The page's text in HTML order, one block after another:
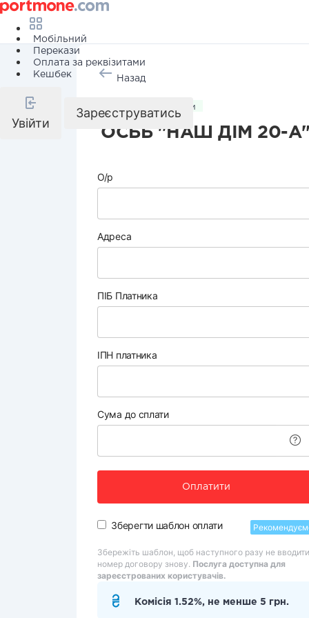
Мобільний
Перекази
Оплата за реквізитами
Кешбек
Увійти
Зареєструватись
Назад
Комунальні послуги
ОСББ "НАШ ДІМ 20-
О/р
Адреса
ПІБ Платника
ІПН платника
Сума до сплати
Оплатити
Зберегти шаблон оплати
Збережіть шаблон, щоб наступного разу не вводити
номер договору знову. Послуга доступна для
зареєстрованих користувачів.
Комісія 1.52%, не менше 5 грн.